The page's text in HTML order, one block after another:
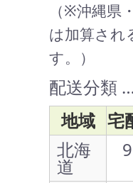
（※沖縄県
は加算され
す。）
配送分類
地域 宅
北海
道